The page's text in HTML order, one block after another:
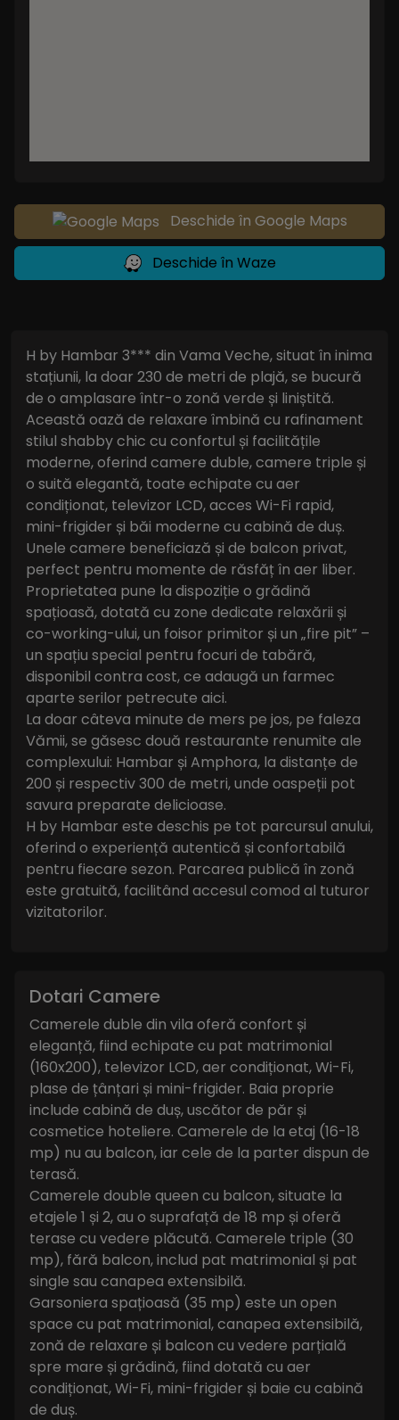
Deschide în Google Maps
Deschide în Waze
H by Hambar 3*** din Vama Veche, situat în inima
stațiunii, la doar 230 de metri de plajă, se bucură
de o amplasare într-o zonă verde și liniștită.
Această oază de relaxare îmbină cu rafinament
stilul shabby chic cu confortul și facilitățile
moderne, oferind camere duble, camere triple și
o suită elegantă, toate echipate cu aer
condiționat, televizor LCD, acces Wi-Fi rapid,
mini-frigider și băi moderne cu cabină de duș.
Unele camere beneficiază și de balcon privat,
perfect pentru momente de răsfăț în aer liber.
Proprietatea pune la dispoziție o grădină
spațioasă, dotată cu zone dedicate relaxării și
co-working-ului, un foisor primitor și un „fire pit” –
un spațiu special pentru focuri de tabără,
disponibil contra cost, ce adaugă un farmec
aparte serilor petrecute aici.
La doar câteva minute de mers pe jos, pe faleza
Vămii, se găsesc două restaurante renumite ale
complexului: Hambar și Amphora, la distanțe de
200 și respectiv 300 de metri, unde oaspeții pot
savura preparate delicioase.
H by Hambar este deschis pe tot parcursul anului,
oferind o experiență autentică și confortabilă
pentru fiecare sezon. Parcarea publică în zonă
este gratuită, facilitând accesul comod al tuturor
vizitatorilor.
Dotari Camere
Camerele duble din vila oferă confort și
eleganță, fiind echipate cu pat matrimonial
(160x200), televizor LCD, aer condiționat, Wi-Fi,
plase de țânțari și mini-frigider. Baia proprie
include cabină de duș, uscător de păr și
cosmetice hoteliere. Camerele de la etaj (16-18
mp) nu au balcon, iar cele de la parter dispun de
terasă.
Camerele double queen cu balcon, situate la
etajele 1 și 2, au o suprafață de 18 mp și oferă
terase cu vedere plăcută. Camerele triple (30
mp), fără balcon, includ pat matrimonial și pat
single sau canapea extensibilă.
Garsoniera spațioasă (35 mp) este un open
space cu pat matrimonial, canapea extensibilă,
zonă de relaxare și balcon cu vedere parțială
spre mare și grădină, fiind dotată cu aer
condiționat, Wi-Fi, mini-frigider și baie cu cabină
de duș.